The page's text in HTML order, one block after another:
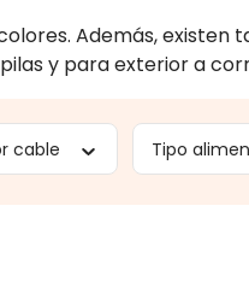
Además, existen
y para exterior a
cable Tipo